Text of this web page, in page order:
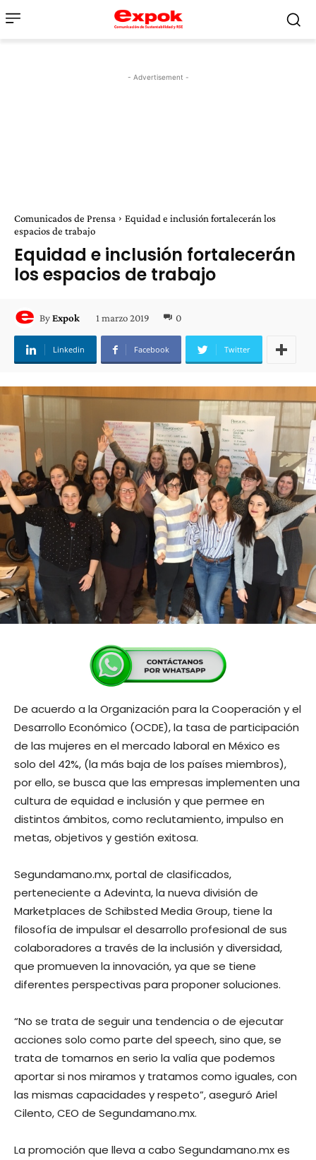
- Advertisement -
Comunicados de Prensa
Equidad e inclusión fortalecerán los
espacios de trabajo
Equidad e inclusión fortalecerán
los espacios de trabajo
ByExpok 1 marzo 2019 0
Linkedin Facebook Twitter
De acuerdo a la Organización para la Cooperación y el
Desarrollo Económico (OCDE), la tasa de participación
de las mujeres en el mercado laboral en México es
solo del 42%, (la más baja de los países miembros),
por ello, se busca que las empresas implementen una
cultura de equidad e inclusión y que permee en
distintos ámbitos, como reclutamiento, impulso en
metas, objetivos y gestión exitosa.
Segundamano.mx, portal de clasificados,
perteneciente a Adevinta, la nueva división de
Marketplaces de Schibsted Media Group, tiene la
filosofía de impulsar el desarrollo profesional de sus
colaboradores a través de la inclusión y diversidad,
que promueven la innovación, ya que se tiene
diferentes perspectivas para proponer soluciones.
“No se trata de seguir una tendencia o de ejecutar
acciones solo como parte del speech, sino que, se
trata de tomarnos en serio la valía que podemos
aportar si nos miramos y tratamos como iguales, con
las mismas capacidades y respeto”, aseguró Ariel
Cilento, CEO de Segundamano.mx.
La promoción que lleva a cabo Segundamano.mx es